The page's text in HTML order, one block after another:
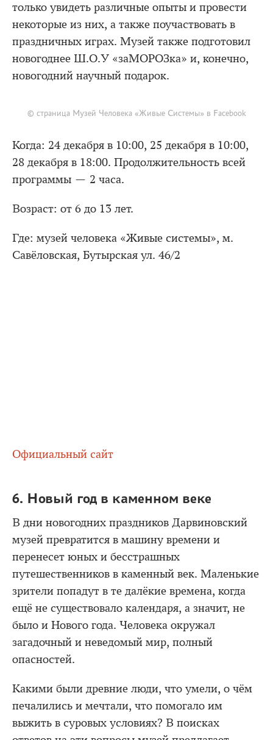
только увидеть различные опыты и провести
некоторые из них, а также поучаствовать в
праздничных играх. Музей также подготовил
новогоднее Ш.О.У «заМОРОЗка» и, конечно,
новогодний научный подарок.
© страница Музей Человека «Живые Системы» в Facebook
Когда: 24 декабря в 10:00, 25 декабря в 10:00,
28 декабря в 18:00. Продолжительность всей
программы — 2 часа.
Возраст: от 6 до 13 лет.
Где: музей человека «Живые системы», м.
Савёловская, Бутырская ул. 46/2
Официальный сайт
6. Новый год в каменном веке
В дни новогодних праздников Дарвиновский
музей превратится в машину времени и
перенесет юных и бесстрашных
путешественников в каменный век. Маленькие
зрители попадут в те далёкие времена, когда
ещё не существовало календаря, а значит, не
было и Нового года. Человека окружал
загадочный и неведомый мир, полный
опасностей.
Какими были древние люди, что умели, о чём
печалились и мечтали, что помогало им
выжить в суровых условиях? В поисках